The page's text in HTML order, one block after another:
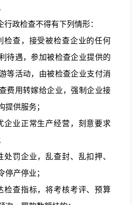
行政检查不得有下列情形：
检查，接受被检查企业的任何
待遇，参加被检查企业提供的
等活动，由被检查企业支付消
费用转嫁给企业，强制企业接
提供服务；
企业正常生产经营，刻意要求
处罚企业，乱查封、乱扣押、
停产停业；
检查指标，将考核考评、预算